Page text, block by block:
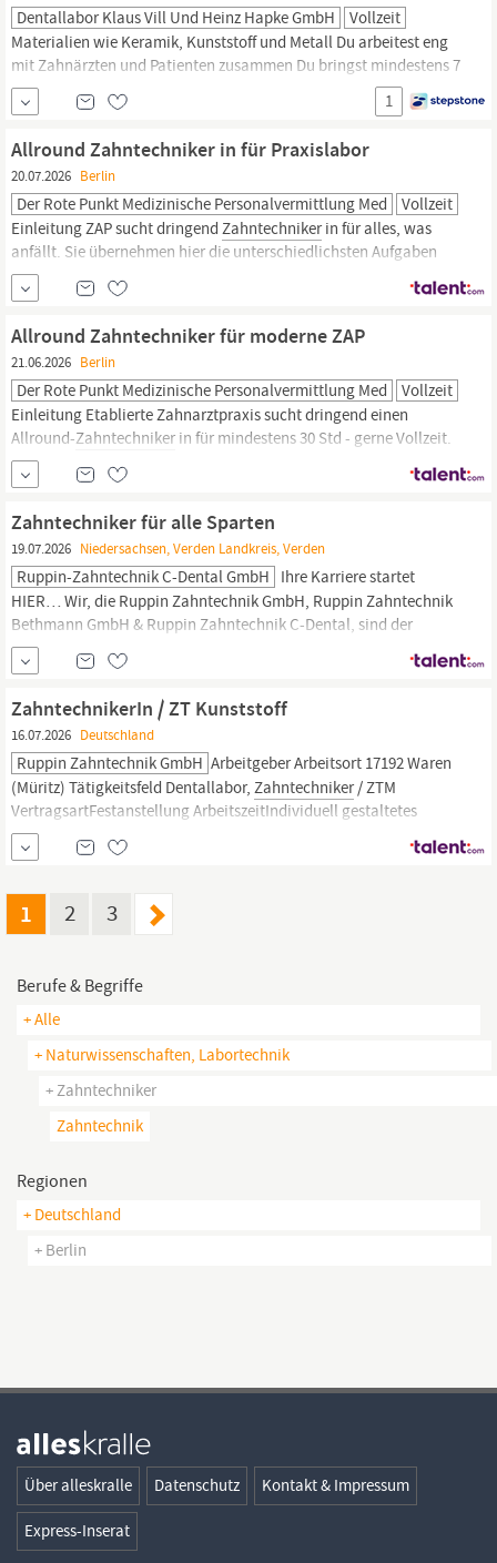
Dentallabor Klaus Vill Und Heinz Hapke GmbH
Vollzeit
Materialien wie Keramik, Kunststoff und Metall Du arbeitest eng
mit Zahnärzten und Patienten zusammen Du bringst mindestens 7
Jahre Berufserfahrung als
(m/w/d) mit Du hast
Spaß an der Zahntechnik und an der Verarbeitung hochwertiger
Technologien aus Du hast sehr gute Deutschkenntnisse ...
1
Allround Zahntechniker in für Praxislabor
20.07.2026 Berlin
Der Rote Punkt Medizinische Personalvermittlung Med
Vollzeit
Einleitung ZAP sucht dringend Zahntechnikerin für alles, was
anfällt. Sie übernehmen hier die unterschiedlichsten Aufgaben
(Anfertigung von Zahnersatz - Geschiebe bis Implantate) und
dafür stehen Ihnen modernste Techniken und Geräte zur
und gerne auch direkt am Patienten, wenn Sie mögen.
Allround Zahntechniker für moderne ZAP
21.06.2026 Berlin
Der Rote Punkt Medizinische Personalvermittlung Med
Vollzeit
Einleitung Etablierte Zahnarztpraxis sucht dringend einen
Allround-Zahntechniker in für mindestens 30 Std - gerne Vollzeit.
Sie übernehmen hier die unterschiedlichsten Aufgaben, allerdings
gibt es momentan einen Kombi- und Kunststoff-Schwerpunkt. Sie
ZMP und Rezeptionskräften.
Zahntechniker für alle Sparten
19.07.2026 Niedersachsen, Verden Landkreis, Verden
Ruppin-Zahntechnik C-Dental GmbH Ihre Karriere startet
HIER… Wir, die Ruppin Zahntechnik GmbH, Ruppin Zahntechnik
Bethmann GmbH & Ruppin Zahntechnik C-Dental, sind der
führende Anbieter für Zahnersatz in den Regionen
Brandenburg und Mecklenburg-Vorpommern. Für unsere Kunden
aus der Zahnmedizin ist es wichtig, dass Sie uns mit allen
zahntechnischen Arbeiten beauftragen können.
ZahntechnikerIn / ZT Kunststoff
16.07.2026 Deutschland
Ruppin Zahntechnik GmbH Arbeitgeber Arbeitsort 17192 Waren
(Müritz) Tätigkeitsfeld Dentallabor, Zahntechniker/ ZTM
VertragsartFestanstellung ArbeitszeitIndividuell gestaltetes
Arbeitszeitmodell Anzeigen-ID ANZ-14952online seit 14.07.2026
Schnellbewerbung Die ist nur für angemeldete Bewerber
in...
1 2 3
Berufe & Begriffe
+ Alle
+ Naturwissenschaften, Labortechnik
+ Zahntechniker
Zahntechnik
Regionen
+ Deutschland
+ Berlin
Über alleskralle Datenschutz Kontakt & Impressum
Express-Inserat